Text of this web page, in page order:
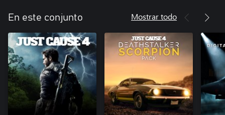
En este conjunto Mostrar todo